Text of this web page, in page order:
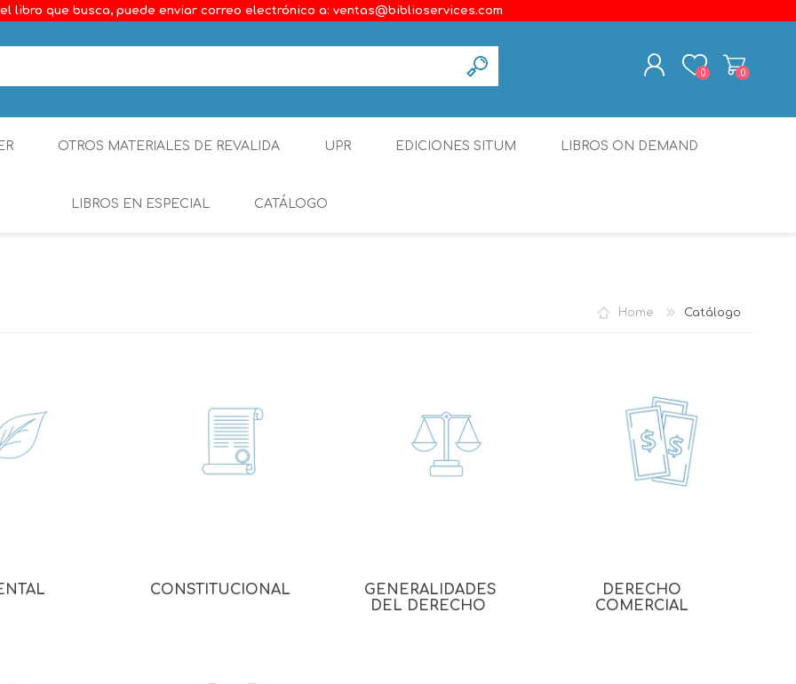
libro que busca, puede enviar correo electrónico a: ventas@biblioservices.com
0 0
OTROS MATERIALES DE REVALIDA UPR EDICIONES SITUM LIBROS ON DEMAND
Gato Malo Editores
LIBROS EN ESPECIAL CATÁLOGO
Sucesiones
Home Catálogo
CONSTITUCIONAL
GENERALIDADES
DEL DERECHO
DERECHO
COMERCIAL